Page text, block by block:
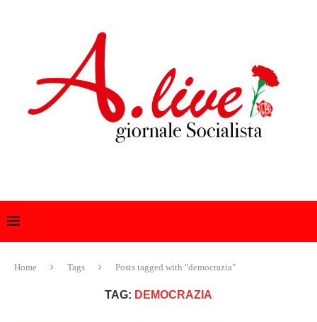
Home Tags Posts tagged with "democrazia"
TAG: DEMOCRAZIA